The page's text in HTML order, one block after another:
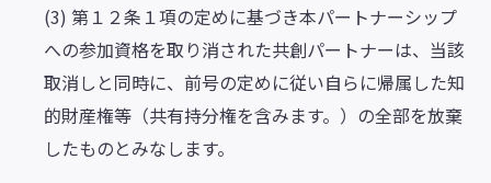
(3) 第１２条１項の定めに基づき本パートナーシップ
への参加資格を取り消された共創パートナーは、当該
取消しと同時に、前号の定めに従い自らに帰属した知
的財産権等（共有持分権を含みます。）の全部を放棄
したものとみなします。